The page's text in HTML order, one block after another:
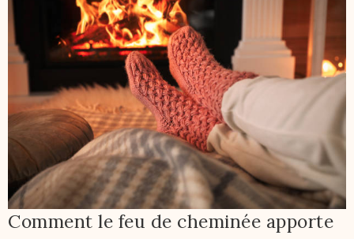
Comment le feu de cheminée apporte